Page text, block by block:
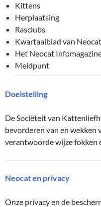
Kittens
Herplaatsing
Rasclubs
Kwartaalblad van Neocat
Het Neocat
Meldpunt
Doelstelling
De Sociëteit van
bevorderen van en wekken
verantwoorde wijze fokken
Neocat en privacy
Onze privacy en de